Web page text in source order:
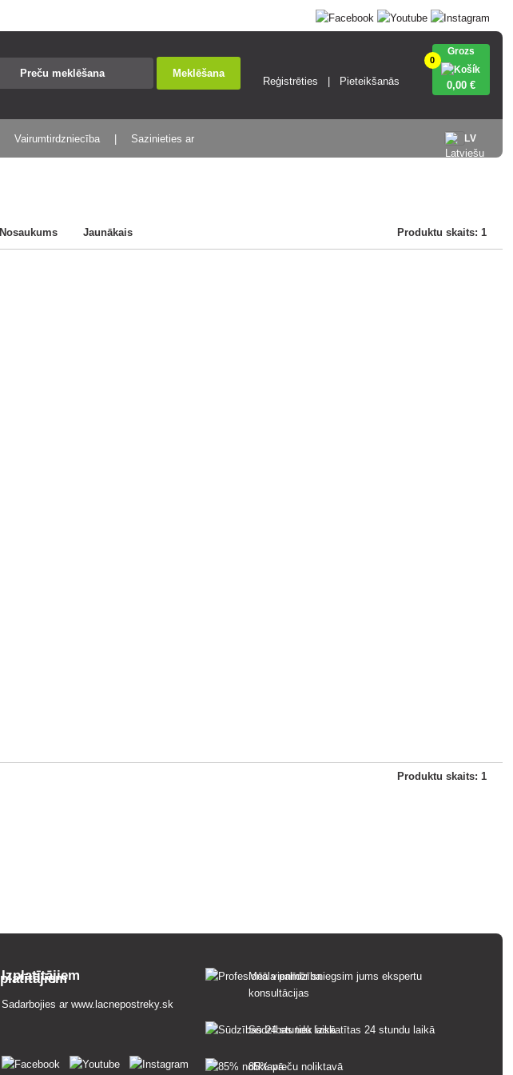
Meklēšana
Reģistrēties Pieteikšanās
0
Grozs
0,00 €
LV
Vairumtirdzniecība Sazinieties ar
Nosaukums Jaunākais Produktu skaits: 1
Produktu skaits: 1
Izplatītājiem
Sadarbojies arwww.lacnepostreky.sk
Mēs vienmēr sniegsim jums ekspertu
konsultācijas
Sūdzības tiek izskatītas 24 stundu laikā
85% preču noliktavā